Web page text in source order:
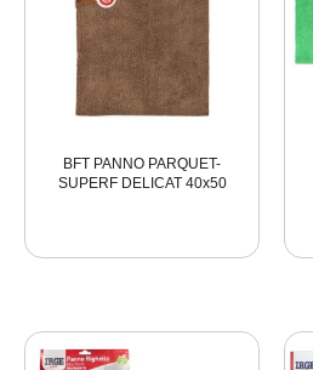
BFT PANNO PARQUET-
SUPERF DELICAT 40x50